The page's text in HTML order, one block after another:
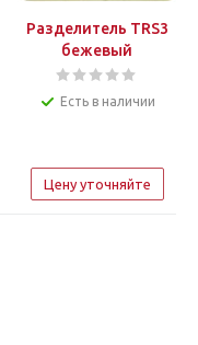
Разделитель TRS3
бежевый
Есть в наличии
Цену уточняйте